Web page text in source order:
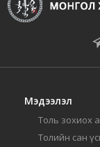
Мэдээлэл
Толь зохиох
Толийн сан